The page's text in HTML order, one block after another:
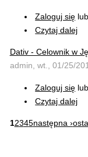
Zaloguj się
Czytaj dalej
Dativ - Celownik w
admin, wt., 01/25/
Zaloguj się
Czytaj dalej
12345następna ›